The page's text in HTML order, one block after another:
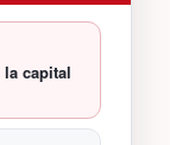
capital